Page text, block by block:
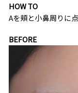
HOW TO
Aを頬と小鼻周りに
BEFORE